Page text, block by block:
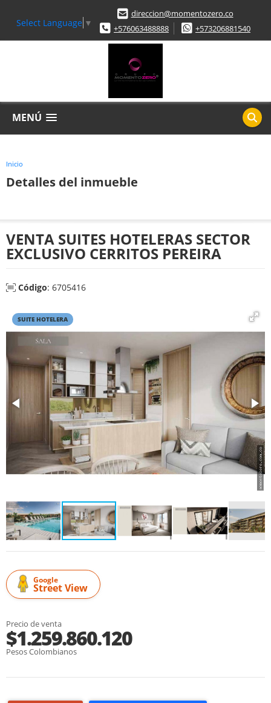
Select Language ▼
direccion@momentozero.co
+576063488888
+573206881540
MENÚ
Inicio
Detalles del inmueble
VENTA SUITES HOTELERAS SECTOR
EXCLUSIVO CERRITOS PEREIRA
Código: 6705416
SUITE HOTELERA
Google
Street View
Precio de venta
$1.259.860.120
Pesos Colombianos